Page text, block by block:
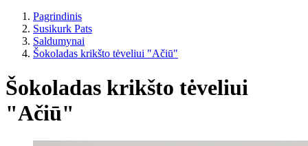
Pagrindinis
Susikurk Pats
Saldumynai
Šokoladas krikšto tėveliui "Ačiū"
Šokoladas krikšto tėveliui
"Ačiū"